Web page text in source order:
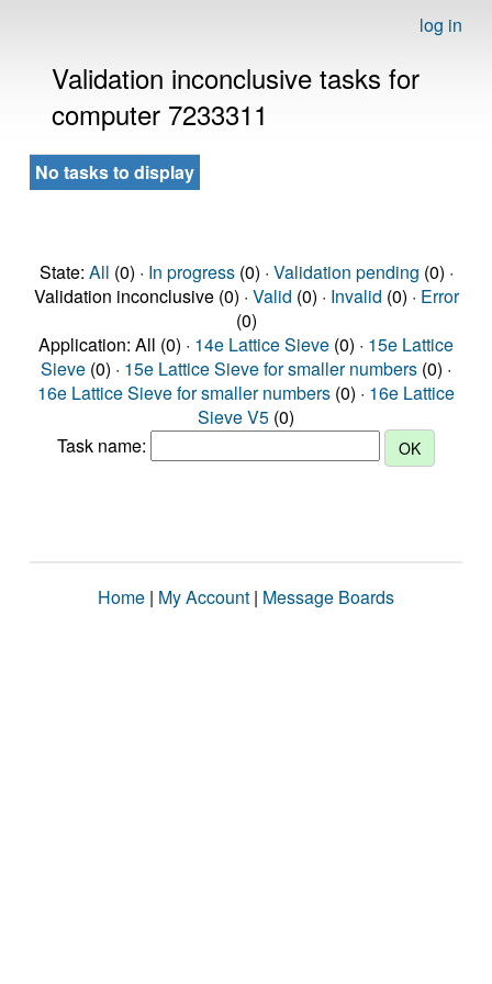
log in
Validation inconclusive tasks for
computer 7233311
No tasks to display
State: All (0) · In progress(0) · Validation pending (0) ·
Validation inconclusive (0) · Valid (0) · Invalid (0) · Error
(0)
Application: All (0) · 14e Lattice Sieve (0) · 15e Lattice
Sieve (0) · 15e Lattice Sieve for smaller numbers (0) ·
16e Lattice Sieve for smaller numbers (0) · 16e Lattice
Sieve V5 (0)
Task name:
Home | My Account | Message Boards